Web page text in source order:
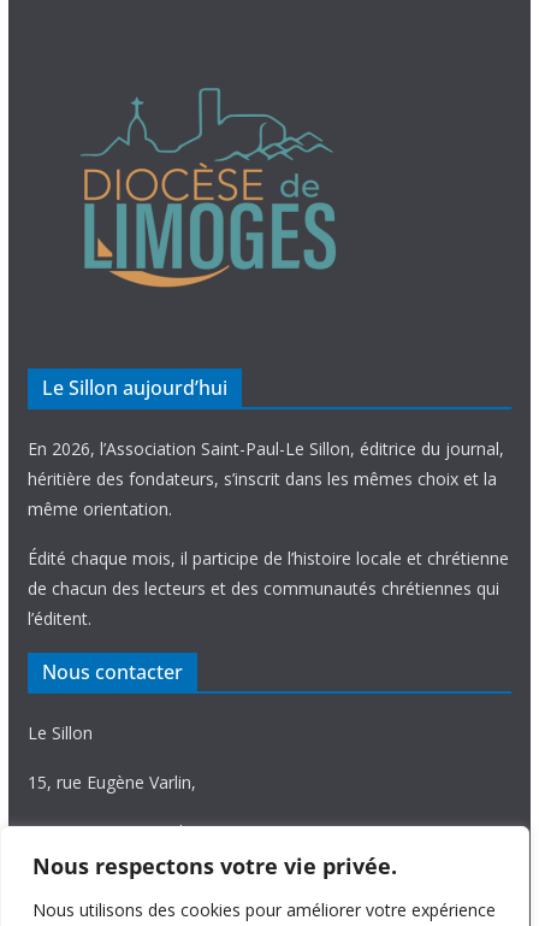
Nous respectons votre vie privée.
Nous utilisons des cookies pour améliorer votre expérience
Le Sillon aujourd’hui
En 2026, l’Association Saint-Paul-Le Sillon, éditrice du journal,
héritière des fondateurs, s’inscrit dans les mêmes choix et la
même orientation.
Édité chaque mois, il participe de l’histoire locale et chrétienne
de chacun des lecteurs et des communautés chrétiennes qui
l’éditent.
Nous contacter
Le Sillon
15, rue Eugène Varlin,
87036 Limoges Cedex.
Tél. 05 55 06 14 15